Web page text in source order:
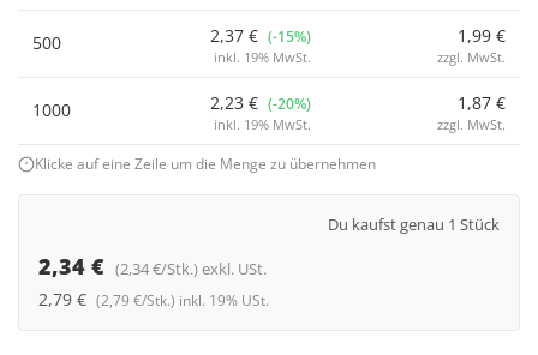
500 2,37 € (-15%)
inkl. 19% MwSt.
1,99 €
zzgl. MwSt.
1000 2,23 € (-20%)
inkl. 19% MwSt.
1,87 €
zzgl. MwSt.
Klicke auf eine Zeile um die Menge zu übernehmen
Du kaufst genau 1 Stück
2,34 € (2,34 €/Stk.) exkl. USt.
2,79 € (2,79 €/Stk.) inkl. 19% USt.